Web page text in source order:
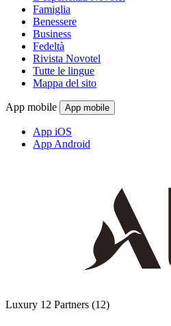
Famiglia
Benessere
Business
Fedeltà
Rivista Novotel
Tutte le lingue
Mappa del sito
App mobile App mobile
App iOS
App Android
Luxury 12 Partners (12)